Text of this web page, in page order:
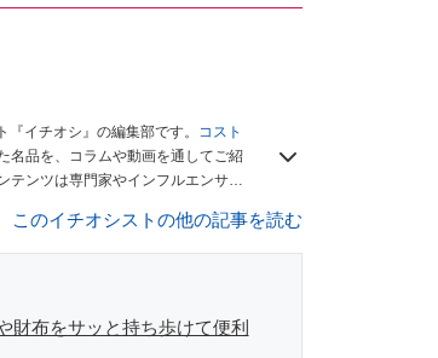
イチオシ』の編集部です。
コスト
名品を、コラムや動画を通してご紹
テンツは専門家やインフルエンサー
このイチオシストの他の記事を読む
財布をサッと持ち歩けて便利